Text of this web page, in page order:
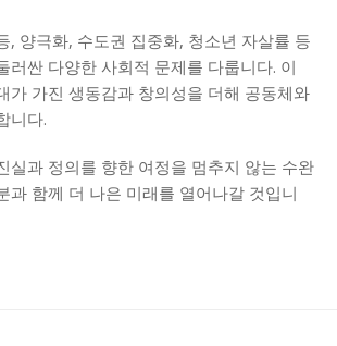
, 양극화, 수도권 집중화, 청소년 자살률 등
러싼 다양한 사회적 문제를 다룹니다. 이
가 가진 생동감과 창의성을 더해 공동체와
니다.
실과 정의를 향한 여정을 멈추지 않는 수완
과 함께 더 나은 미래를 열어나갈 것입니